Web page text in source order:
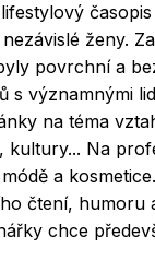
ženy.
povrchní a
s významnými
na téma
kultury... Na
a
čtení, humoru
chce